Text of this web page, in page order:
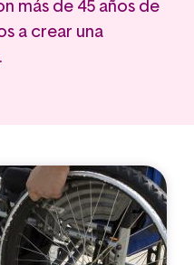
más de 45 años de
a crear una
.